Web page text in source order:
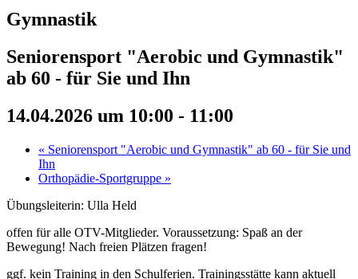
Gymnastik
Seniorensport "Aerobic und Gymnastik"
ab 60 - für Sie und Ihn
14.04.2026 um 10:00 - 11:00
« Seniorensport "Aerobic und Gymnastik" ab 60 - für Sie und
Ihn
Orthopädie-Sportgruppe »
Übungsleiterin: Ulla Held
offen für alle OTV-Mitglieder. Voraussetzung: Spaß an der
Bewegung! Nach freien Plätzen fragen!
ggf. kein Training in den Schulferien. Trainingsstätte kann aktuell